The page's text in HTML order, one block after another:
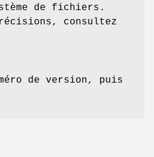
de fichiers.
consultez
de version, puis